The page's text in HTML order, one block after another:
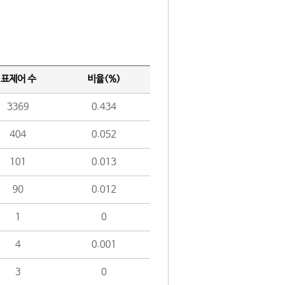
표제어 수 비율(%)
3369 0.434
404 0.052
101 0.013
90 0.012
1 0
4 0.001
3 0